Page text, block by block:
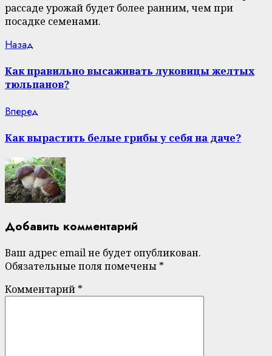
рассаде урожай будет более ранним, чем при
посадке семенами.
Continue
Reading
Назад
Как правильно высаживать луковицы желтых
тюльпанов?
Вперед
Как вырастить белые грибы у себя на даче?
Добавить комментарий
Ваш адрес email не будет опубликован.
Обязательные поля помечены *
Комментарий *